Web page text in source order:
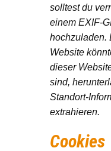
solltest du
einem EXIF-
hochzuladen.
Website
dieser
sind,
Standort-
extrahieren.
Cookies